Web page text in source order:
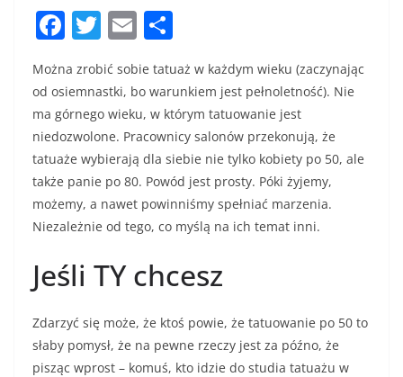
F
c
e
b
o
o
k
T
w
itt
er
E
m
ai
l
h
ar
e
Można zrobić sobie tatuaż w każdym wieku (zaczynając
od osiemnastki, bo warunkiem jest pełnoletność). Nie
ma górnego wieku, w którym tatuowanie jest
niedozwolone. Pracownicy salonów przekonują, że
tatuaże wybierają dla siebie nie tylko kobiety po 50, ale
także panie po 80. Powód jest prosty. Póki żyjemy,
możemy, a nawet powinniśmy spełniać marzenia.
Niezależnie od tego, co myślą na ich temat inni.
Jeśli TY chcesz
Zdarzyć się może, że ktoś powie, że tatuowanie po 50 to
słaby pomysł, że na pewne rzeczy jest za późno, że
pisząc wprost – komuś, kto idzie do studia tatuażu w